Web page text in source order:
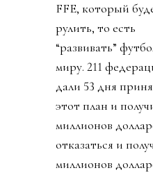
FFE, который
рулить, то есть
“развивать”
миру. 211
дали 53 дня
этот план и
миллионов
отказаться и
миллионов